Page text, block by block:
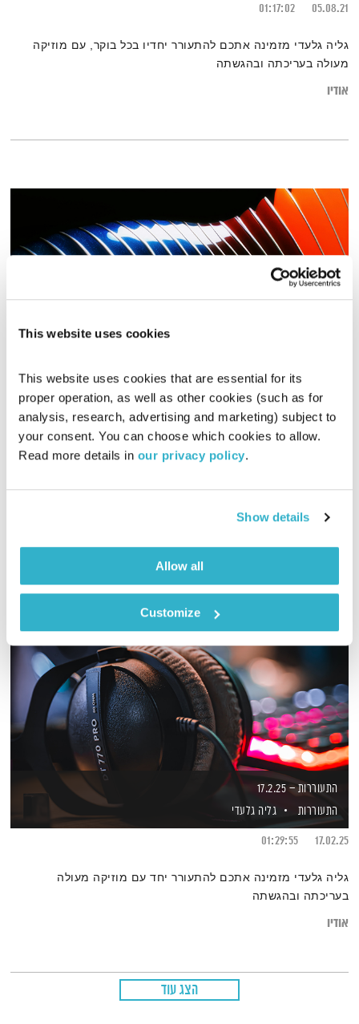
This website uses cookies
This website uses cookies that are essential for its
proper operation, as well as other cookies (such as for
analysis, research, advertising and marketing) subject to
your consent. You can choose which cookies to allow.
Read more details in our privacy policy.
Show details
Allow all
Customize
05.08.21
01:17:02
גליה גלעדי מזמינה אתכם להתעורר יחדיו בכל בוקר, עם מוזיקה
מעולה בעריכתה ובהגשתה
אודיו
התעוררות – 14.11.24
התעוררות
גליה גלעדי
14.11.24
01:31:13
גליה גלעדי מזמינה אתכם להתעורר יחד עם מוזיקה מעולה
התעוררות – 17.2.25
התעוררות
גליה גלעדי
17.02.25
01:29:55
גליה גלעדי מזמינה אתכם להתעורר יחד עם מוזיקה מעולה
בעריכתה ובהגשתה
אודיו
הצג עוד